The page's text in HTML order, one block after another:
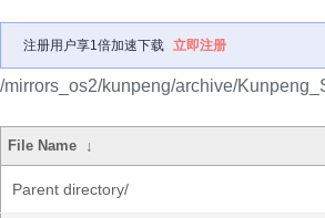
注册用户享1倍加速下载 立即注册
/mirrors_os2/kunpeng/archive/
File Name ↓
Parent directory/